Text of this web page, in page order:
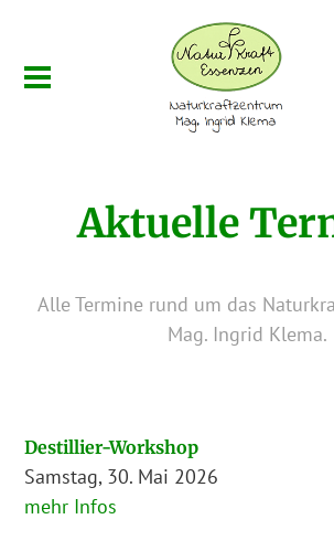
Aktuelle
Alle Termine rund um das
Mag. Ingrid Klema.
Destillier-Workshop
Samstag, 30. Mai 2026
mehr Infos